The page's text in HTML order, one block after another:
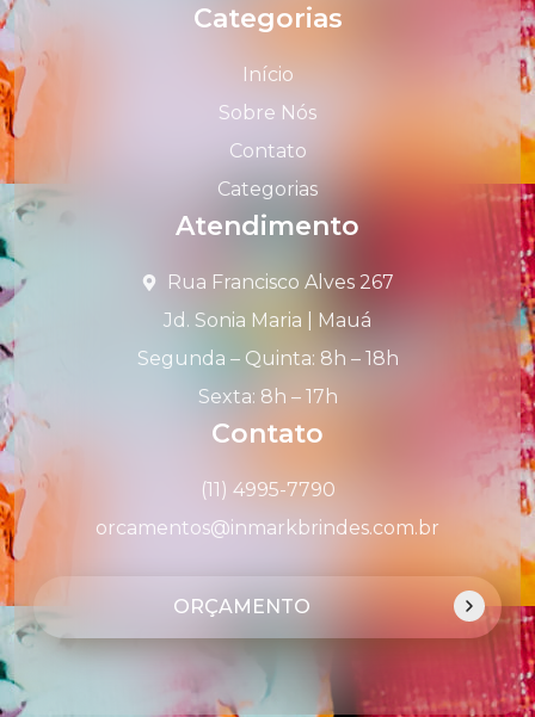
Categorias
Início
Sobre Nós
Contato
Categorias
Atendimento
Rua Francisco Alves 267
Jd. Sonia Maria | Mauá
Segunda – Quinta: 8h – 18h
Sexta: 8h – 17h
Contato
(11) 4995-7790
orcamentos@inmarkbrindes.com.br
ORÇAMENTO